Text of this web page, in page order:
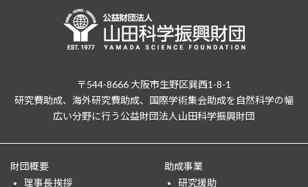
〒544-8666 大阪市生野区巽西1-8-1
研究費助成、海外研究費助成、国際学術集会助成を自然科学の幅
広い分野に行う公益財団法人山田科学振興財団
財団概要
理事長挨拶
助成事業
研究援助